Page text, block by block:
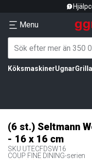
Menu
KöksmaskinerUgnar
(6 st.) Seltmann
- 16 x 16 cm
SKU UTECFDSW16
COUP FINE DINING-serien